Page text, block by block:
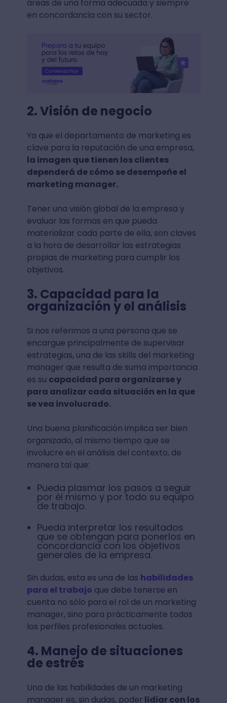
áreas de una forma adecuada y siempre
en concordancia con su sector.
2. Visión de negocio
Ya que el departamento de marketing es
clave para la reputación de una empresa,
la imagen que tienen los clientes
dependerá de cómo se desempeñe el
marketing manager.
Tener una visión global de la empresa y
evaluar las formas en que pueda
materializar cada parte de ella, son claves
a la hora de desarrollar las estrategias
propias de marketing para cumplir los
objetivos.
3. Capacidad para la
organización y el análisis
Si nos referimos a una persona que se
encargue principalmente de supervisar
estrategias, una de las skills del marketing
manager que resulta de suma importancia
es su capacidad para organizarse y
para analizar cada situación en la que
se vea involucrado.
Una buena planificación implica ser bien
organizado, al mismo tiempo que se
involucre en el análisis del contexto, de
manera tal que:
Pueda plasmar los pasos a seguir
por él mismo y por todo su equipo
de trabajo.
Pueda interpretar los resultados
que se obtengan para ponerlos en
concordancia con los objetivos
generales de la empresa.
Sin dudas, esta es una de las habilidades
para el trabajo que debe tenerse en
cuenta no sólo para el rol de un marketing
manager, sino para prácticamente todos
los perfiles profesionales actuales.
4. Manejo de situaciones
de estrés
Una de las habilidades de un marketing
manager es, sin dudas, poder lidiar con los